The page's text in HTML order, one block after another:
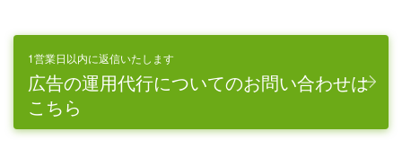
1営業日以内に返信いたします
広告の運用代行についてのお問い合わせは
こちら